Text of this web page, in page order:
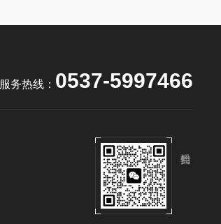
服务热线： 0537-5997466